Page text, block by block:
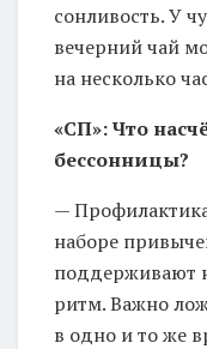
сонливость. У
вечерний чай
на несколько
«СП»: Что
бессонницы?
—
наборе
поддерживают
ритм. Важно
в одно и то же